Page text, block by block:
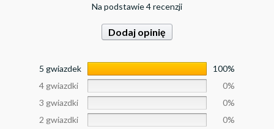
Na podstawie 4 recenzji
Dodaj opinię
5 gwiazdek
100%
4 gwiazdki
0%
3 gwiazdki
0%
2 gwiazdki
0%